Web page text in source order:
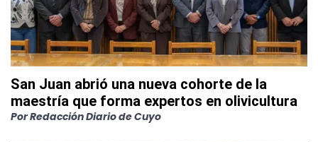
San Juan abrió una nueva cohorte de la
maestría que forma expertos en olivicultura
PorRedacción Diario de Cuyo